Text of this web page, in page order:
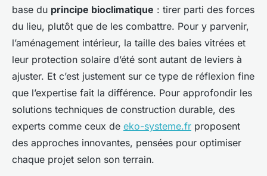
base du principe bioclimatique : tirer parti des forces
du lieu, plutôt que de les combattre. Pour y parvenir,
l’aménagement intérieur, la taille des baies vitrées et
leur protection solaire d’été sont autant de leviers à
ajuster. Et c’est justement sur ce type de réflexion fine
que l’expertise fait la différence. Pour approfondir les
solutions techniques de construction durable, des
experts comme ceux de eko-systeme.fr proposent
des approches innovantes, pensées pour optimiser
chaque projet selon son terrain.